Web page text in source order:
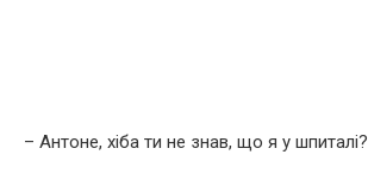
– Антоне, хіба ти не знав, що я у шпиталі?